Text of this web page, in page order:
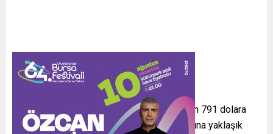
Yılın başından bu yana rekor seviyesini 3 bin 791 dolara
çıkaran altının onsu, bu dönemde yatırımcısına yaklaşık